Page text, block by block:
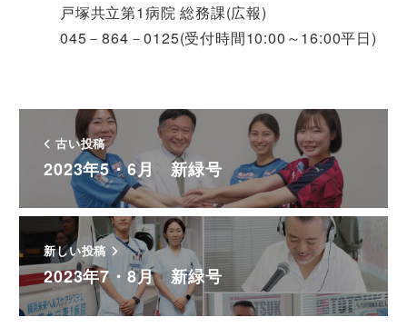
戸塚共立第1病院 総務課(広報)
045－864－0125(受付時間10:00～16:00平日)
古い投稿
2023年5・6月 新緑号
新しい投稿
2023年7・8月 新緑号